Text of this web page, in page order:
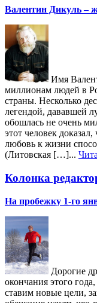
Валентин Дикуль –
Имя
миллионам людей в
страны. Несколько
легендой, дававшей
обошлась не очень
этот человек
любовь к жизни
(Литовская […]...
Колонка
На пробежку 1-го
Дорогие
окончания этого
ставим новые цели,